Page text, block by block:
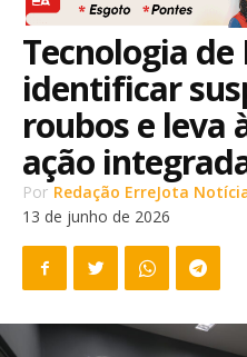
Tecnologia
identificar
roubos e leva
ação
Por Redação ErreJota
13 de junho de 2026